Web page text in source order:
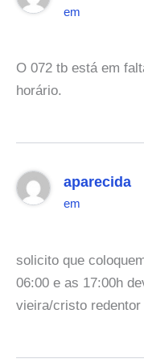
em
O 072 tb está em
horário.
aparecida
em
solicito que
06:00 e as 17:00h
vieira/cristo redentor